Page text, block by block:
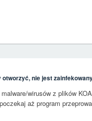
nie jest
wirusów z plików
aż program